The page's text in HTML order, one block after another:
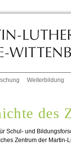
Weiterbildung
des
Schul- und
Zentrum der Martin-